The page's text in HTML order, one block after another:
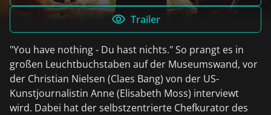
Trailer
"You have nothing - Du hast nichts." So prangt es in
großen Leuchtbuchstaben auf der Museumswand, vor
der Christian Nielsen (Claes Bang) von der US-
Kunstjournalistin Anne (Elisabeth Moss) interviewt
wird. Dabei hat der selbstzentrierte Chefkurator des